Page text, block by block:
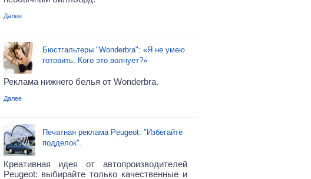
Далее
Бюстгальтеры "Wonderbra": «Я не умею
готовить. Кого это волнует?»
Реклама нижнего белья от Wonderbra.
Далее
Печатная реклама Peugeot: "Избегайте
подделок".
Креативная идея от автопроизводителей
Peugeot: выбирайте только качественные и